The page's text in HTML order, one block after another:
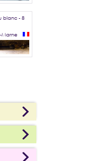
blanc - 8
Marne